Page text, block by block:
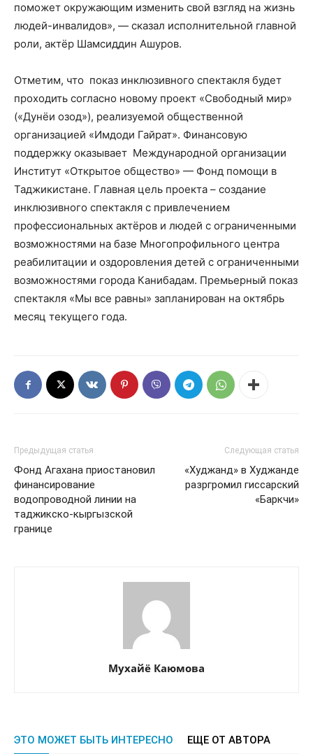
поможет окружающим изменить свой взгляд на жизнь
людей-инвалидов», — сказал исполнительной главной
роли, актёр Шамсиддин Ашуров.
Отметим, что показ инклюзивного спектакля будет
проходить согласно новому проект «Свободный мир»
(«Дунёи озод»), реализуемой общественной
организацией «Имдоди Гайрат». Финансовую
поддержку оказывает Международной организации
Институт «Открытое общество» — Фонд помощи в
Таджикистане. Главная цель проекта – создание
инклюзивного спектакля с привлечением
профессиональных актёров и людей с ограниченными
возможностями на базе Многопрофильного центра
реабилитации и оздоровления детей с ограниченными
возможностями города Канибадам. Премьерный показ
спектакля «Мы все равны» запланирован на октябрь
месяц текущего года.
Предыдущая статья
Фонд Агахана приостановил
финансирование
водопроводной линии на
таджикско-кыргызской
границе
Следующая статья
«Худжанд» в Худжанде
разргромил гиссарский
«Баркчи»
Мухайё Каюмова
ЭТО МОЖЕТ БЫТЬ ИНТЕРЕСНО ЕЩЕ ОТ АВТОРА